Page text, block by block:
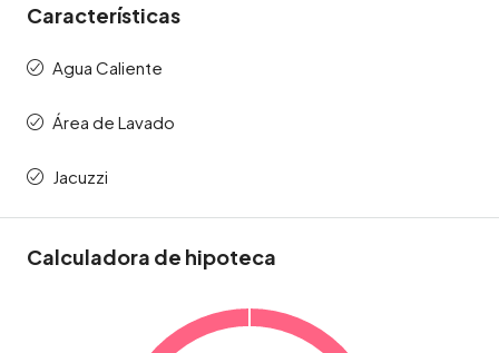
Características
Agua Caliente
Área de Lavado
Jacuzzi
Calculadora de hipoteca